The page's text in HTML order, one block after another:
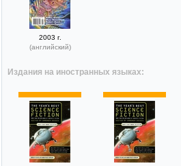
2003 г.
(английский)
Издания на иностранных языках: